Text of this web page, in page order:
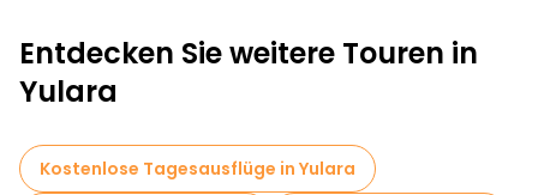
Entdecken Sie weitere Touren in
Yulara
Kostenlose Tagesausflüge in Yulara